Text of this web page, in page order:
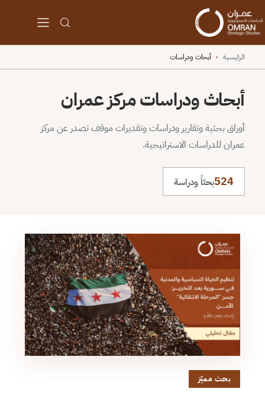
الرئيسية › أبحاث ودراسات
أبحاث ودراسات مركز عمران
أوراق بحثية وتقارير ودراسات وتقديرات موقف تصدر عن مركز
عمران للدراسات الاستراتيجية.
524بحثاً ودراسة
بحث مميّز